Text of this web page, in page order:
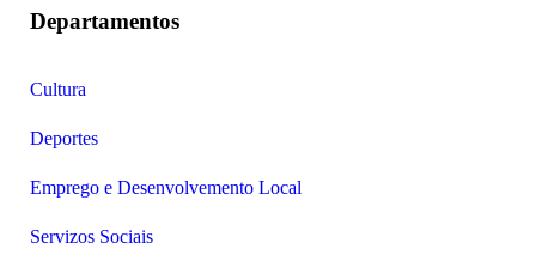
Departamentos
Cultura
Deportes
Emprego e Desenvolvemento Local
Servizos Sociais